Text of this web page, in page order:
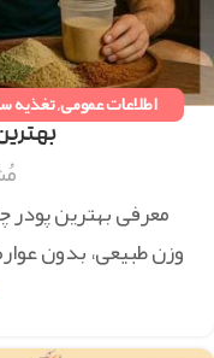
اطلاعات عمومی,تغذیه
دستورات طب سنتی,همه
‏‏معرفی بهترین پودر
وزن طبیعی، بدون